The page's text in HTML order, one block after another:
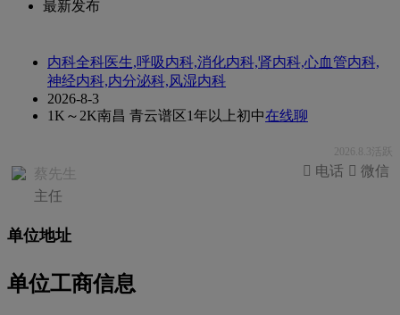
最新发布
内科全科医生,呼吸内科,消化内科,肾内科,心血管内科,
神经内科,内分泌科,风湿内科
2026-8-3
1K～2K南昌 青云谱区1年以上初中在线聊
2026.8.3活跃
蔡先生
主任
 微信
 电话
单位地址
单位工商信息